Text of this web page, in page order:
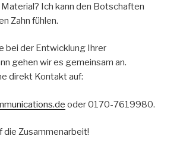
Ich kann den Botschaften
Zahn fühlen.
bei der Entwicklung Ihrer
gehen wir es gemeinsam an.
direkt Kontakt auf:
oder 0170-7619980.
die Zusammenarbeit!